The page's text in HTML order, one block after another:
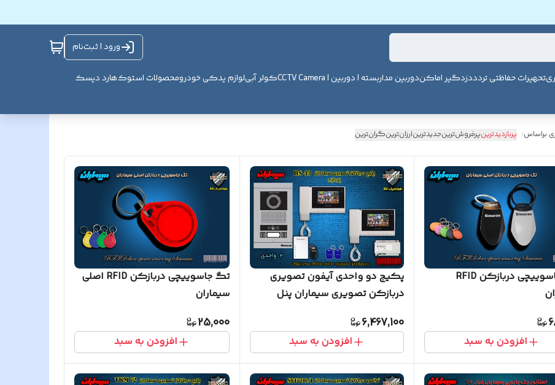
ورود | ثبت‌نام
تحهیرات حفاظتی تردددزدگیر اماکندوربین مداربسته | دوربین | CCTV Camera کولر آبیلوازم یدکی خودرومحصولات استوکهارد دیسک
براساس: پربازدیدترینپرفروش‌ترینجدیدترینارزان‌ترینگران‌ترین
تگ جاسوییچی دربازکن RFID
افزودن به سبد
پکیج دو واحدی آیفون تصویری
دربازکن تصویری سیماران پنل
6,467,100
افزودن به سبد
تگ جاسوییچی دربازکن RFID اصلی
سیماران
25,000
افزودن به سبد